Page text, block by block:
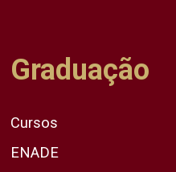
Graduação
Cursos
ENADE